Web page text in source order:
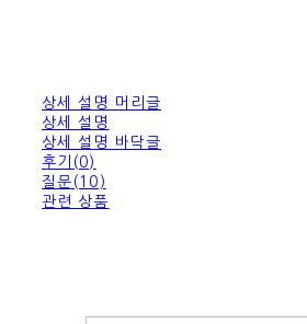
상세 설명 머리글
상세 설명
상세 설명 바닥글
후기(0)
질문(10)
관련 상품